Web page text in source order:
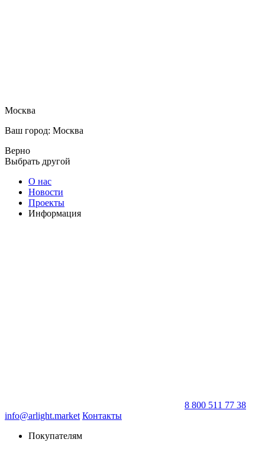
Москва
Ваш город: Москва
Верно
Выбрать другой
О нас
Новости
Проекты
Информация
8 800 511 77 38
info@arlight.market Контакты
Покупателям